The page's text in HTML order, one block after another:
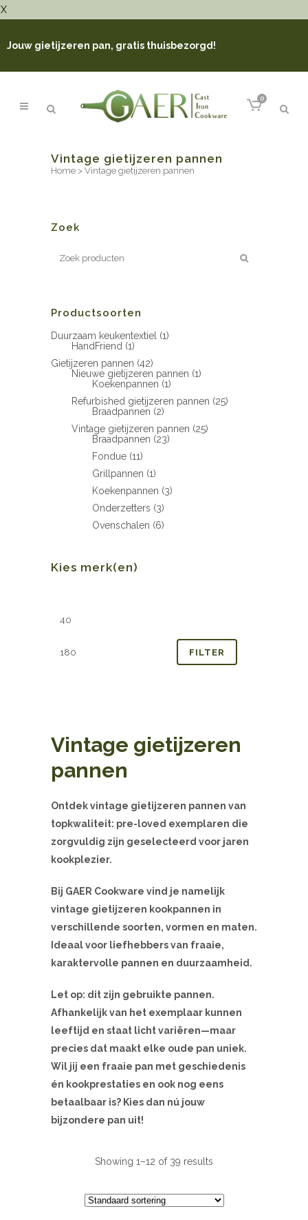
X
Jouw gietijzeren pan, gratis thuisbezorgd!
0
Vintage gietijzeren pannen
Home > Vintage gietijzeren pannen
Zoek
Productsoorten
Duurzaam keukentextiel (1)
HandFriend (1)
Gietijzeren pannen (42)
Nieuwe gietijzeren pannen (1)
Koekenpannen (1)
Refurbished gietijzeren pannen (25)
Braadpannen (2)
Vintage gietijzeren pannen (25)
Braadpannen (23)
Fondue (11)
Grillpannen (1)
Koekenpannen (3)
Onderzetters (3)
Ovenschalen (6)
Kies merk(en)
FILTER
Vintage gietijzeren
pannen
Ontdek vintage gietijzeren pannen van
topkwaliteit: pre-loved exemplaren die
zorgvuldig zijn geselecteerd voor jaren
kookplezier.
Bij GAER Cookware vind je namelijk
vintage gietijzeren kookpannen in
verschillende soorten, vormen en maten.
Ideaal voor liefhebbers van fraaie,
karaktervolle pannen en duurzaamheid.
Let op: dit zijn gebruikte pannen.
Afhankelijk van het exemplaar kunnen
leeftijd en staat licht variëren—maar
precies dat maakt elke oude pan uniek.
Wil jij een fraaie pan met geschiedenis
én kookprestaties en ook nog eens
betaalbaar is? Kies dan nú jouw
bijzondere pan uit!
Showing 1–12 of 39 results